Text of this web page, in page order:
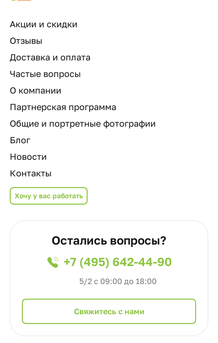
Акции и скидки
Отзывы
Доставка и оплата
Частые вопросы
О компании
Партнерская программа
Общие и портретные фотографии
Блог
Новости
Контакты
Хочу у вас работать
Остались вопросы?
+7 (495) 642-44-90
5/2 с 09:00 до 18:00
Cвяжитесь с нами